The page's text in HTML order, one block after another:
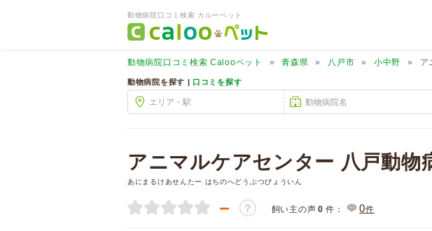
動物病院口コミ検索 カルーペット
動物病院口コミ検索 Calooペット 青森県 八戸市 小中野 ア
動物病院を探す | 口コミを探す
アニマルケアセンター 八戸動物
あにまるけあせんたー はちのへどうぶつびょういん
－ ？ 飼い主の声 0 件： 0件